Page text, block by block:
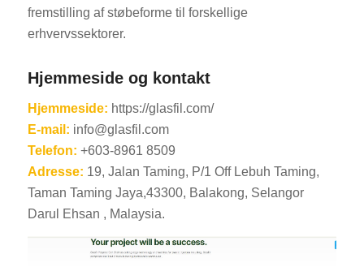
fremstilling af støbeforme til forskellige
erhvervssektorer.
Hjemmeside og kontakt
Hjemmeside: https://glasfil.com/
E-mail: info@glasfil.com
Telefon: +603-8961 8509
Adresse: 19, Jalan Taming, P/1 Off Lebuh Taming,
Taman Taming Jaya,43300, Balakong, Selangor
Darul Ehsan , Malaysia.